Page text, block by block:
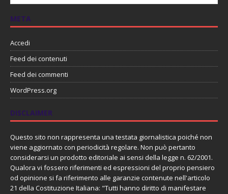
META
Accedi
Feed dei contenuti
Feed dei commenti
WordPress.org
DISCLAIMER
Questo sito non rappresenta una testata giornalistica poiché non
viene aggiornato con periodicità regolare. Non può pertanto
considerarsi un prodotto editoriale ai sensi della legge n. 62/2001.
Qualora vi fossero riferimenti ed espressioni del proprio pensiero
od opinione si fa riferimento alle garanzie contenute nell'articolo
21 della Costituzione Italiana: "Tutti hanno diritto di manifestare